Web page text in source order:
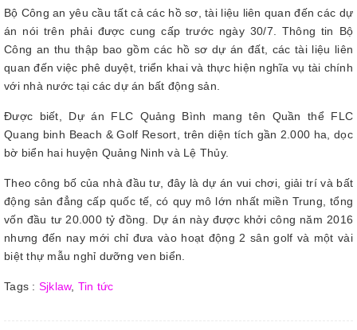
Bộ Công an yêu cầu tất cả các hồ sơ, tài liệu liên quan đến các dự
án nói trên phải được cung cấp trước ngày 30/7. Thông tin Bộ
Công an thu thập bao gồm các hồ sơ dự án đất, các tài liệu liên
quan đến việc phê duyệt, triển khai và thực hiện nghĩa vụ tài chính
với nhà nước tại các dự án bất động sản.
Được biết, Dự án FLC Quảng Bình mang tên Quần thể FLC
Quang binh Beach & Golf Resort, trên diện tích gần 2.000 ha, dọc
bờ biển hai huyện Quảng Ninh và Lệ Thủy.
Theo công bố của nhà đầu tư, đây là dự án vui chơi, giải trí và bất
động sản đẳng cấp quốc tế, có quy mô lớn nhất miền Trung, tổng
vốn đầu tư 20.000 tỷ đồng. Dự án này được khởi công năm 2016
nhưng đến nay mới chỉ đưa vào hoạt động 2 sân golf và một vài
biệt thự mẫu nghỉ dưỡng ven biển.
Tags : Sjklaw, Tin tức